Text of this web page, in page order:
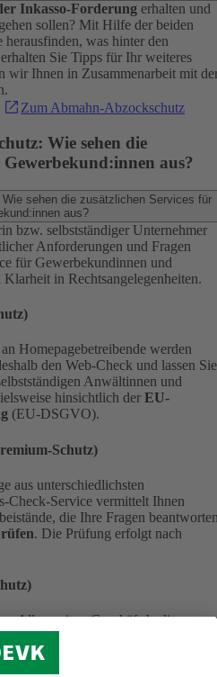
Inkasso-Forderung erhalten und
sollen? Mit Hilfe der beiden
herausfinden, was hinter den
Sie Tipps für Ihr weiteres
wir Ihnen in Zusammenarbeit mit
Zum Abmahn-Abzockschutz
Wie sehen die
Gewerbekund:innen aus?
sehen die zusätzlichen Services für
aus?
bzw. selbstständiger Unternehmer
Anforderungen und Fragen
für Gewerbekundinnen und
in Rechtsangelegenheiten.
Homepagebetreibende werden
den Web-Check und lassen Sie
Anwältinnen und
hinsichtlich der EU-
(EU-DSGVO).
Schutz)
aus unterschiedlichsten
Check-Service vermittelt Ihnen
die Ihre Fragen
. Die Prüfung erfolgt nach
Allgemeiner
Vorschriften zu beachten. Wir
Ihnen versierte selbstständige